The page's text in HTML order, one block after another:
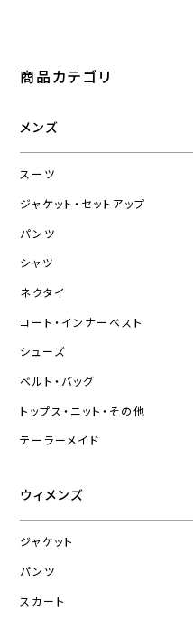
商品カテゴリ
メンズ
スーツ
ジャケット・セットアップ
パンツ
シャツ
ネクタイ
コート・インナーベスト
シューズ
ベルト・バッグ
トップス・ニット・その他
テーラーメイド
ウィメンズ
ジャケット
パンツ
スカート